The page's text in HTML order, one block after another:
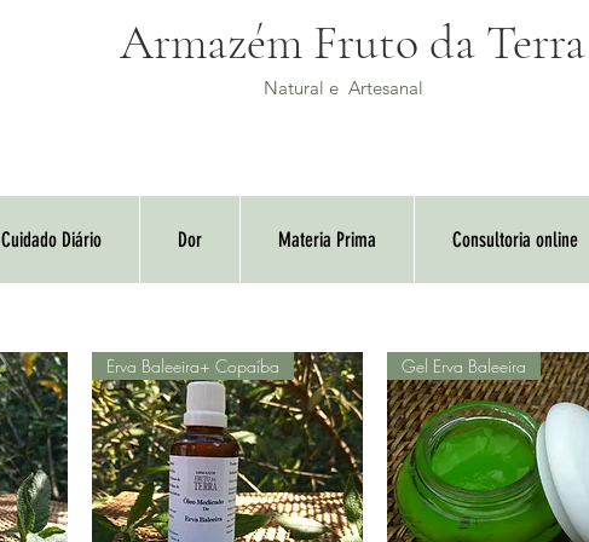
Armazém Fruto da Terra
Natural e Artesanal
Cuidado Diário Dor Materia Prima Consultoria online
Erva Baleeira+ Copaíba Gel Erva Baleeira